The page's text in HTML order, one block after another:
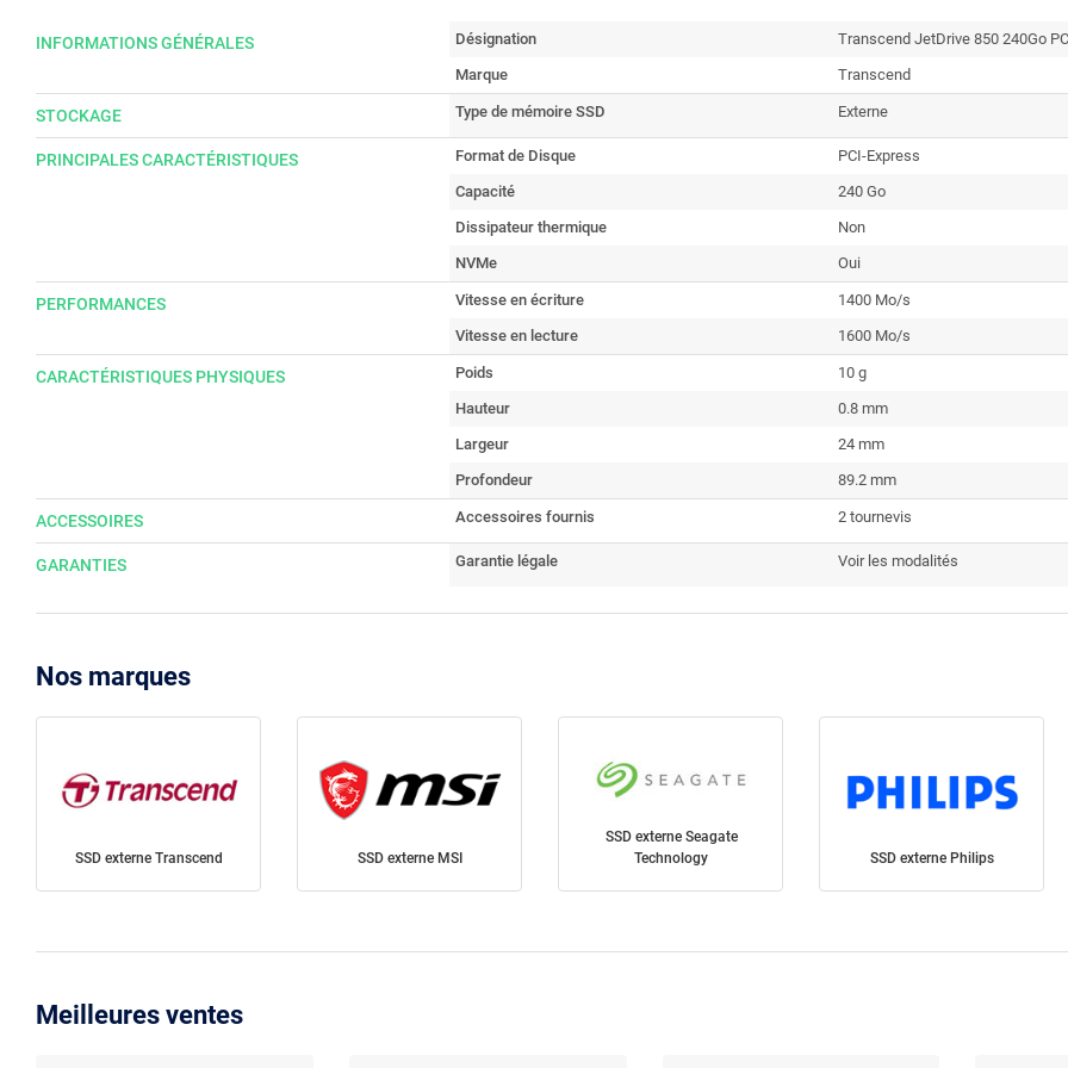
INFORMATIONS GÉNÉRALES Désignation
Transcend JetDrive 850 240Go
Marque
Transcend
STOCKAGE Type de mémoire SSD Externe
PRINCIPALES CARACTÉRISTIQUES Format de Disque
PCI-Express
Capacité
240 Go
Dissipateur thermique
Non
NVMe
Oui
PERFORMANCES Vitesse en écriture
1400 Mo/s
Vitesse en lecture
1600 Mo/s
CARACTÉRISTIQUES PHYSIQUES Poids
10 g
Hauteur
0.8 mm
Largeur
24 mm
Profondeur
89.2 mm
ACCESSOIRES Accessoires fournis 2 tournevis
GARANTIES Garantie légale Voir les modalités
Nos marques
SSD externe Transcend SSD externe MSI
SSD externe Seagate
Technology
SSD externe Philips
Meilleures ventes